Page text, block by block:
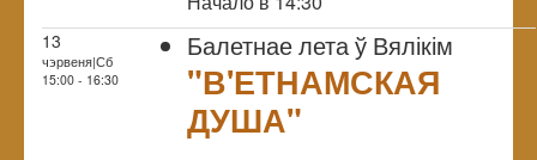
13
чэрвеня|Сб
15:00 - 16:30
Балетнае лета ў Вялікім
"В'ЕТНАМСКАЯ
ДУША"